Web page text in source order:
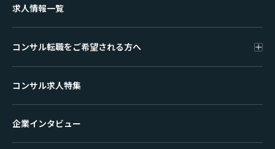
求人情報一覧
コンサル転職をご希望される方へ
コンサル求人特集
企業インタビュー